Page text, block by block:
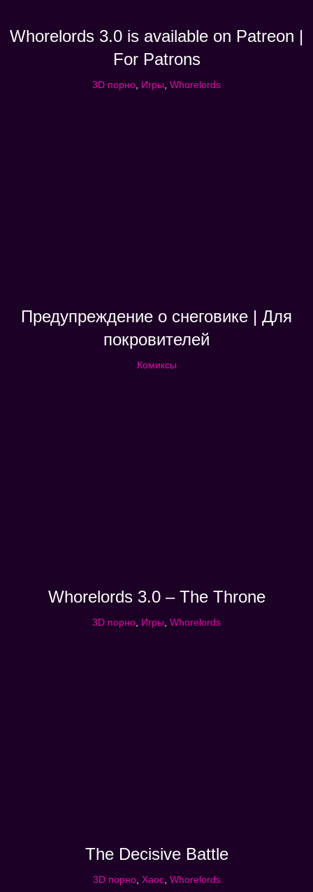
Whorelords 3.0 is available on Patreon |
For Patrons
3D порно, Игры, Whorelords
Предупреждение о снеговике | Для
покровителей
Комиксы
Whorelords 3.0 – The Throne
3D порно Игры Whorelords
The Decisive Battle
3D порно, Хаос, Whorelords